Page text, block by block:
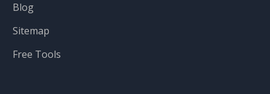
Blog
Sitemap
Free Tools